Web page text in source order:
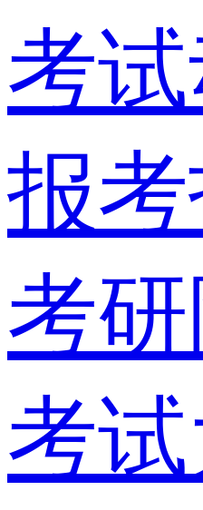
考
报
考
考